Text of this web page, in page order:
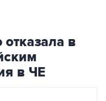
в
в ЧЕ